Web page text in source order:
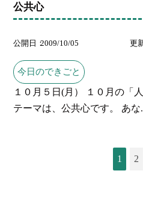
公共心
公開日 2009/10/05 更
今日のできごと
１０月５日(月） １０月の「
テーマは、公共心です。 あな
1 2